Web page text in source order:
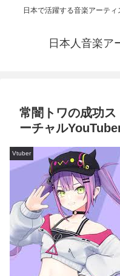
日本で活躍する音楽アーテ
日本人音楽ア
常闇トワの成功
ーチャル
Vtuber